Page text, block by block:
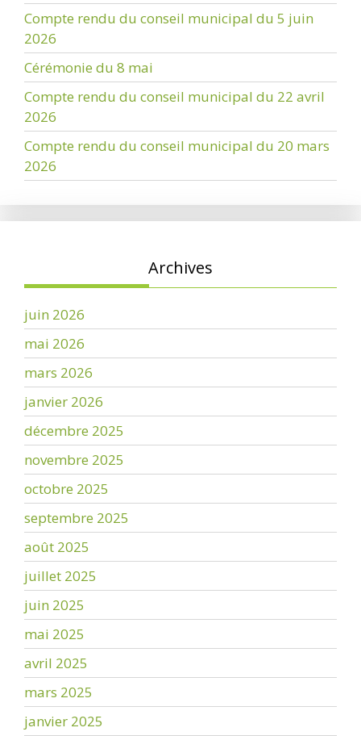
Compte rendu du conseil municipal du 5 juin
2026
Cérémonie du 8 mai
Compte rendu du conseil municipal du 22 avril
2026
Compte rendu du conseil municipal du 20 mars
2026
Archives
juin 2026
mai 2026
mars 2026
janvier 2026
décembre 2025
novembre 2025
octobre 2025
septembre 2025
août 2025
juillet 2025
juin 2025
mai 2025
avril 2025
mars 2025
janvier 2025